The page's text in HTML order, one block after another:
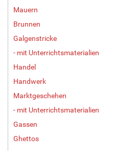
Mauern
Brunnen
Galgenstricke
- mit Unterrichtsmaterialien
Handel
Handwerk
Marktgeschehen
- mit Unterrichtsmaterialien
Gassen
Ghettos